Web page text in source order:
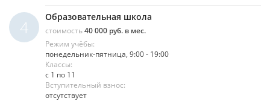
4
Образовательная школа
стоимость40 000 руб. в мес.
Режим учёбы:
понедельник-пятница, 9:00 - 19:00
Классы:
с 1 по 11
Вступительный взнос:
отсутствует